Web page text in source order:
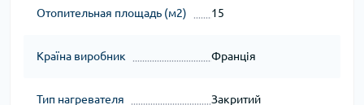
Отопительная площадь (м2) 15
Країна виробник Франція
Тип нагревателя Закритий